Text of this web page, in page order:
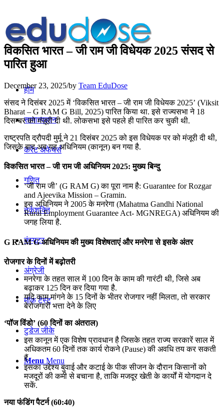
होम
सामान्यज्ञान
करेंट अफेयर्स
गणित
तर्कशक्ति
कंप्यूटर
अंग्रेजी
मॉक टेस्ट
टुडेज जीके
Menu Menu
विकसित भारत – जी राम जी विधेयक 2025 संसद से
पारित हुआ
December 23, 2025/by Team EduDose
संसद ने दिसंबर 2025 में ‘विकसित भारत – जी राम जी विधेयक 2025’ (Viksit
Bharat – G RAM G Bill, 2025) पारित किया था. इसे राज्यसभा ने 18
दिसम्बर को मंज़ूरी दी थी. लोकसभा इसे पहले ही पारित कर चुकी थी.
राष्ट्रपति द्रौपदी मुर्मू ने 21 दिसंबर 2025 को इस विधेयक पर को मंजूरी दी थी,
जिसके बाद अब यह अधिनियम (कानून) बन गया है.
विकसित भारत – जी राम जी अधिनियम 2025: मुख्य बिन्दु
‘जी राम जी’ (G RAM G) का पूरा नाम है: Guarantee for Rozgar
and Ajeevika Mission – Gramin.
इस अधिनियम ने 2005 के मनरेगा (Mahatma Gandhi National
Rural Employment Guarantee Act- MGNREGA) अधिनियम की
जगह लिया है.
G RAM G अधिनियम की मुख्य विशेषताएं और मनरेगा से इसके अंतर
रोजगार के दिनों में बढ़ोतरी
मनरेगा के तहत साल में 100 दिन के काम की गारंटी थी, जिसे अब
बढ़ाकर 125 दिन कर दिया गया है.
यदि काम मांगने के 15 दिनों के भीतर रोजगार नहीं मिलता, तो सरकार
बेरोजगारी भत्ता देने के लिए
‘पॉज विंडो’ (60 दिनों का अंतराल)
इस कानून में एक विशेष प्रावधान है जिसके तहत राज्य सरकारें साल में
अधिकतम 60 दिनों तक कार्य रोकने (Pause) की अवधि तय कर सकती
हैं.
इसका उद्देश्य बुवाई और कटाई के पीक सीजन के दौरान किसानों को
मजदूरों की कमी से बचाना है, ताकि मजदूर खेती के कार्यों में योगदान दे
सकें.
नया फंडिंग पैटर्न (60:40)